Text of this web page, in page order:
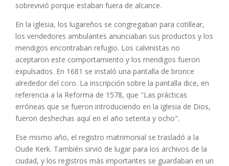
sobrevivió porque estaban fuera de alcance.
En la iglesia, los lugareños se congregaban para cotillear,
los vendedores ambulantes anunciaban sus productos y los
mendigos encontraban refugio. Los calvinistas no
aceptaron este comportamiento y los mendigos fueron
expulsados. En 1681 se instaló una pantalla de bronce
alrededor del coro. La inscripción sobre la pantalla dice, en
referencia a la Reforma de 1578, que "Las prácticas
erróneas que se fueron introduciendo en la iglesia de Dios,
fueron deshechas aquí en el año setenta y ocho".
Ese mismo año, el registro matrimonial se trasladó a la
Oude Kerk. También sirvió de lugar para los archivos de la
ciudad, y los registros más importantes se guardaban en un